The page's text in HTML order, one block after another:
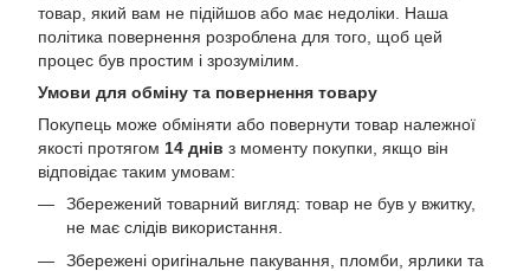
товар, який вам не підійшов або має недоліки. Наша
політика повернення розроблена для того, щоб цей
процес був простим і зрозумілим.
Умови для обміну та повернення товару
Покупець може обміняти або повернути товар належної
якості протягом 14 днів з моменту покупки, якщо він
відповідає таким умовам:
Збережений товарний вигляд: товар не був у вжитку,
не має слідів використання.
Збережені оригінальне пакування, пломби, ярлики та